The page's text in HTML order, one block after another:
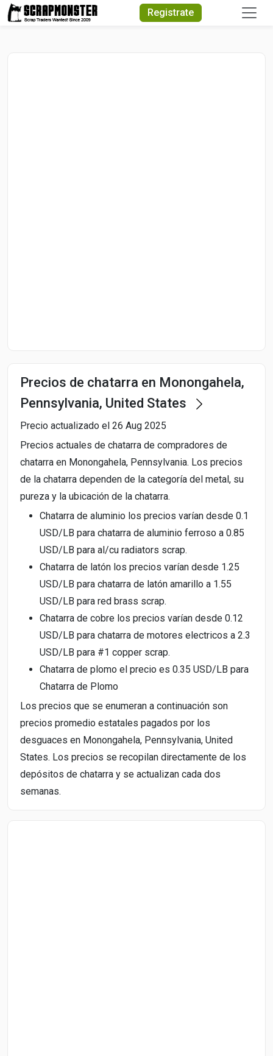
Registrate
Precios de chatarra en Monongahela,
Pennsylvania, United States
Precio actualizado el 26 Aug 2025
Precios actuales de chatarra de compradores de
chatarra en Monongahela, Pennsylvania. Los precios
de la chatarra dependen de la categoría del metal, su
pureza y la ubicación de la chatarra.
Chatarra de aluminio los precios varían desde 0.1
USD/LB para chatarra de aluminio ferroso a 0.85
USD/LB para al/cu radiators scrap.
Chatarra de latón los precios varían desde 1.25
USD/LB para chatarra de latón amarillo a 1.55
USD/LB para red brass scrap.
Chatarra de cobre los precios varían desde 0.12
USD/LB para chatarra de motores electricos a 2.3
USD/LB para #1 copper scrap.
Chatarra de plomo el precio es 0.35 USD/LB para
Chatarra de Plomo
Los precios que se enumeran a continuación son
precios promedio estatales pagados por los
desguaces en Monongahela, Pennsylvania, United
States. Los precios se recopilan directamente de los
depósitos de chatarra y se actualizan cada dos
semanas.
Quick Search
Search